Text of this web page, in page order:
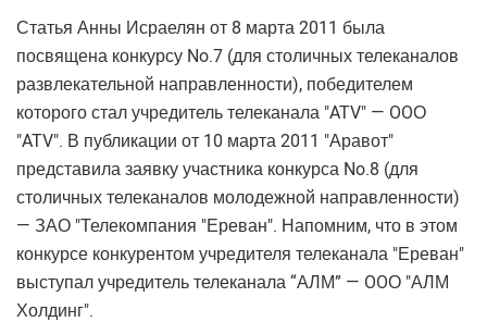
Статья Анны Исраелян от 8 марта 2011 была
посвящена конкурсу No.7 (для столичных телеканалов
развлекательной направленности), победителем
которого стал учредитель телеканала "ATV" — OOО
"ATV". В публикации от 10 марта 2011 "Аравот"
представила заявку участника конкурса No.8 (для
столичных телеканалов молодежной направленности)
— ЗАО "Телекомпания "Ереван". Напомним, что в этом
конкурсе конкурентом учредителя телеканала "Ереван"
выступал учредитель телеканала “АЛМ” — OOО "АЛМ
Холдинг".